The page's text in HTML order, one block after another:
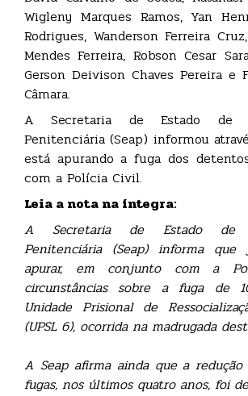
Wigleny Marques Ramos, Yan
Rodrigues, Wanderson Ferreira
Mendes Ferreira, Robson Cesar
Gerson Deivison Chaves Pereira e
Câmara.
A Secretaria de Estado de
Penitenciária (Seap) informou
está apurando a fuga dos
com a Polícia Civil.
Leia a nota na íntegra:
A Secretaria de Estado de
Penitenciária (Seap) informa
apurar, em conjunto com a
circunstâncias sobre a fuga de
Unidade Prisional de
(UPSL 6), ocorrida na madrugada
A Seap afirma ainda que a
fugas, nos últimos quatro anos, foi